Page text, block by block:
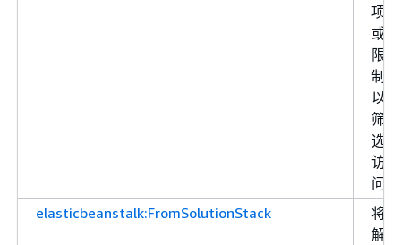
项
或
限
制
以
筛
选
访
问
elasticbeanstalk:FromSolutionStack
将
解